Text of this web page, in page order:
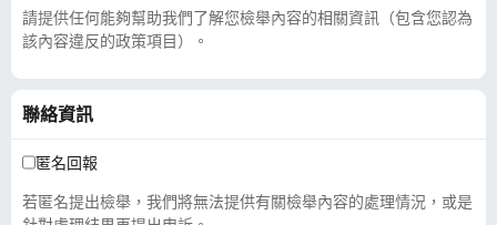
請提供任何能夠幫助我們了解您檢舉內容的相關資訊（包含您認為
該內容違反的政策項目）。
聯絡資訊
匿名回報
若匿名提出檢舉，我們將無法提供有關檢舉內容的處理情況，或是